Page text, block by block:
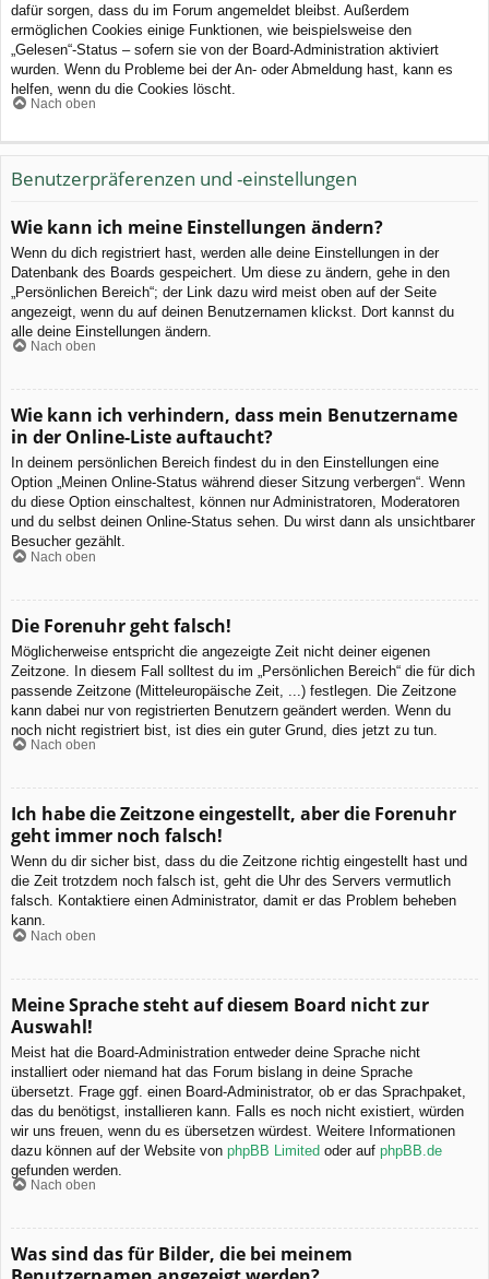
dafür sorgen, dass du im Forum angemeldet bleibst. Außerdem
ermöglichen Cookies einige Funktionen, wie beispielsweise den
„Gelesen“-Status – sofern sie von der Board-Administration aktiviert
wurden. Wenn du Probleme bei der An- oder Abmeldung hast, kann es
helfen, wenn du die Cookies löscht.
Nach oben
Benutzerpräferenzen und -einstellungen
Wie kann ich meine Einstellungen ändern?
Wenn du dich registriert hast, werden alle deine Einstellungen in der
Datenbank des Boards gespeichert. Um diese zu ändern, gehe in den
„Persönlichen Bereich“; der Link dazu wird meist oben auf der Seite
angezeigt, wenn du auf deinen Benutzernamen klickst. Dort kannst du
alle deine Einstellungen ändern.
Nach oben
Wie kann ich verhindern, dass mein Benutzername
in der Online-Liste auftaucht?
In deinem persönlichen Bereich findest du in den Einstellungen eine
Option „Meinen Online-Status während dieser Sitzung verbergen“. Wenn
du diese Option einschaltest, können nur Administratoren, Moderatoren
und du selbst deinen Online-Status sehen. Du wirst dann als unsichtbarer
Besucher gezählt.
Nach oben
Die Forenuhr geht falsch!
Möglicherweise entspricht die angezeigte Zeit nicht deiner eigenen
Zeitzone. In diesem Fall solltest du im „Persönlichen Bereich“ die für dich
passende Zeitzone (Mitteleuropäische Zeit, ...) festlegen. Die Zeitzone
kann dabei nur von registrierten Benutzern geändert werden. Wenn du
noch nicht registriert bist, ist dies ein guter Grund, dies jetzt zu tun.
Nach oben
Ich habe die Zeitzone eingestellt, aber die Forenuhr
geht immer noch falsch!
Wenn du dir sicher bist, dass du die Zeitzone richtig eingestellt hast und
die Zeit trotzdem noch falsch ist, geht die Uhr des Servers vermutlich
falsch. Kontaktiere einen Administrator, damit er das Problem beheben
kann.
Nach oben
Meine Sprache steht auf diesem Board nicht zur
Auswahl!
Meist hat die Board-Administration entweder deine Sprache nicht
installiert oder niemand hat das Forum bislang in deine Sprache
übersetzt. Frage ggf. einen Board-Administrator, ob er das Sprachpaket,
das du benötigst, installieren kann. Falls es noch nicht existiert, würden
wir uns freuen, wenn du es übersetzen würdest. Weitere Informationen
dazu können auf der Website von phpBB Limited oder auf phpBB.de
gefunden werden.
Nach oben
Was sind das für Bilder, die bei meinem